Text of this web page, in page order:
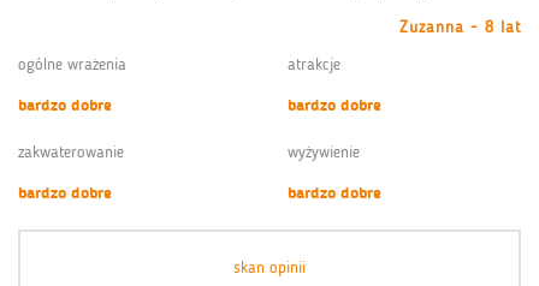
Zuzanna - 8 lat
ogólne wrażenia
bardzo dobre
atrakcje
bardzo dobre
zakwaterowanie
bardzo dobre
wyżywienie
bardzo dobre
skan opinii